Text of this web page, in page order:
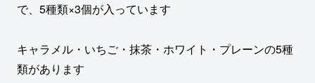
で、5種類×3個が入っています
キャラメル・いちご・抹茶・ホワイト・プレーンの5種
類があります